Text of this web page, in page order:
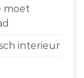
moet
interieur